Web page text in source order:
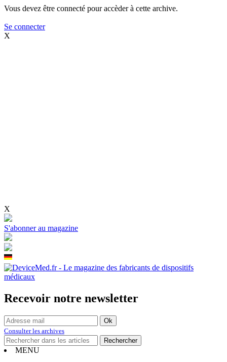
Vous devez être connecté pour accèder à cette archive.
Se connecter
X
X
S'abonner au magazine
Recevoir notre newsletter
Consulter les archives
MENU